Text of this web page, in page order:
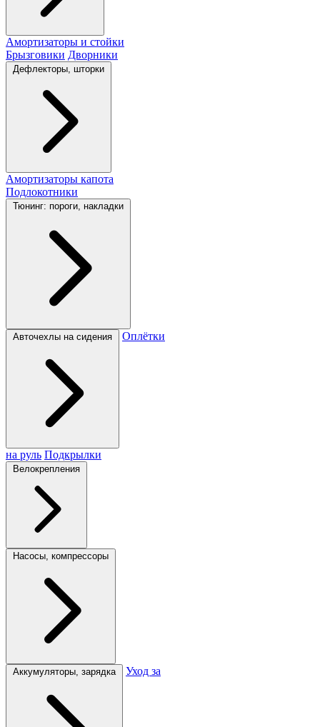
Амортизаторы и стойки
Брызговики Дворники
Дефлекторы, шторки
Амортизаторы капота
Подлокотники
Тюнинг: пороги, накладки
Авточехлы на сидения Оплётки
на руль Подкрылки
Велокрепления
Насосы, компрессоры
Аккумуляторы, зарядка Уход за